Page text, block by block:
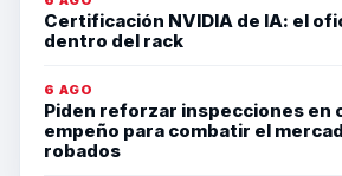
Certificación NVIDIA de IA: el
dentro del rack
6 AGO
Piden reforzar inspecciones en
empeño para combatir el
robados